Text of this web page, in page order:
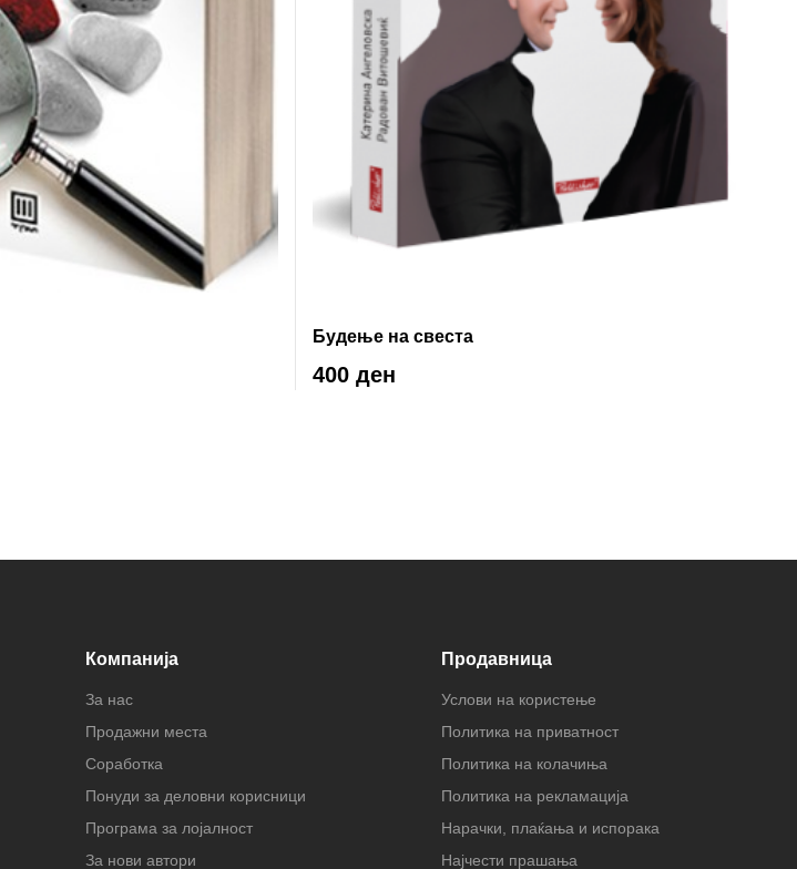
Будење на свеста
400 ден
Компанија
За нас
Продажни места
Соработка
Понуди за деловни корисници
Програма за лојалност
За нови автори
Продавница
Услови на користење
Политика на приватност
Политика на колачиња
Политика на рекламација
Нарачки, плаќања и испорака
Најчести прашања